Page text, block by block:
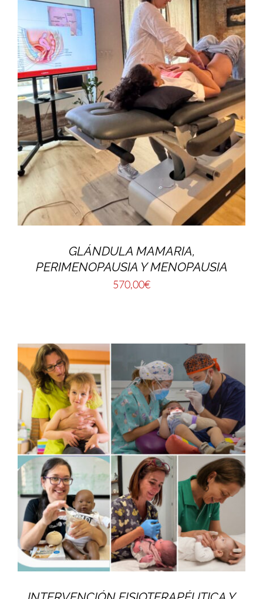
GLÁNDULA MAMARIA,
PERIMENOPAUSIA Y MENOPAUSIA
570,00€